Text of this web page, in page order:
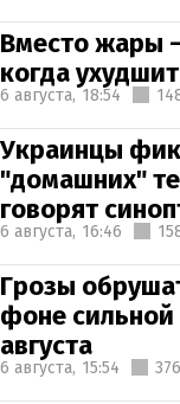
Вместо жары
когда
6 августа, 18:54
Украинцы
"домашних"
говорят
6 августа, 16:46
Грозы
фоне сильной
августа
6 августа, 15:54 376